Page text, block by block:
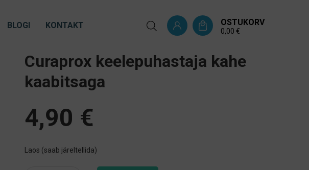
BLOGI KONTAKT OSTUKORV
0,00 €
Curaprox keelepuhastaja kahe
kaabitsaga
4,90 €
Laos (saab järeltellida)